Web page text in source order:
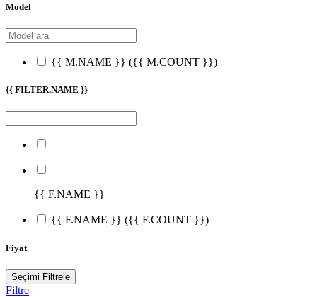
Model
{{ M.NAME }} ({{ M.COUNT }})
{{ FILTER.NAME }}
{{ F.NAME }}
{{ F.NAME }} ({{ F.COUNT }})
Fiyat
Seçimi Filtrele
Filtre